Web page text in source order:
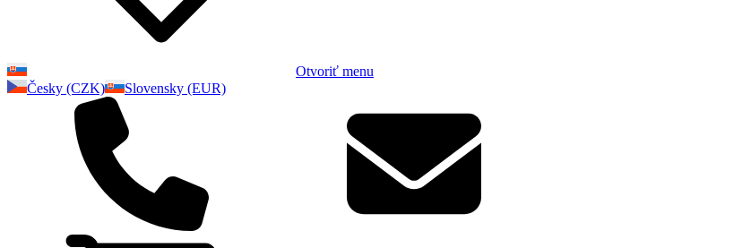
Otvoriť menu
Česky (CZK)
Slovensky (EUR)